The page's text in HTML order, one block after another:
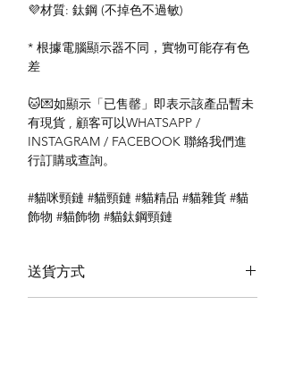
💜材質: 鈦鋼 (不掉色不過敏)
* 根據電腦顯示器不同，實物可能存有色
差
🐱💌如顯示「已售罄」即表示該產品暫未
有現貨 , 顧客可以WHATSAPP /
INSTAGRAM / FACEBOOK 聯絡我們進
行訂購或查詢。
#貓咪頸鏈 #貓頸鏈 #貓精品 #貓雜貨 #貓
飾物 #貓飾物 #貓鈦鋼頸鏈
送貨方式